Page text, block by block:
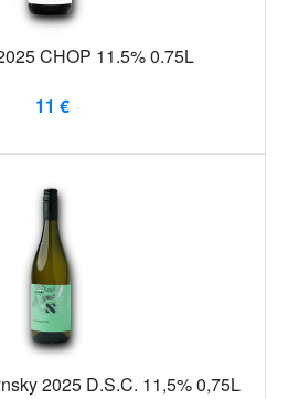
CHOP 11.5% 0.75L
11 €
2025 D.S.C. 11,5% 0,75L